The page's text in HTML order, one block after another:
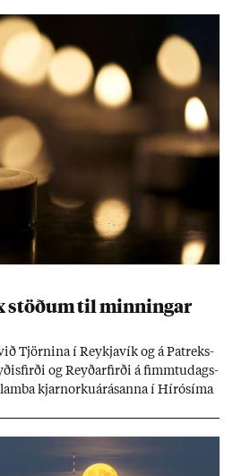
stöð­um til minn­ing­ar
Tjörn­ina í Reykja­vík og á Pat­reks­
og Reyð­ar­firði á fimmtu­dags­
kjarn­orku­árás­anna í Hírósíma